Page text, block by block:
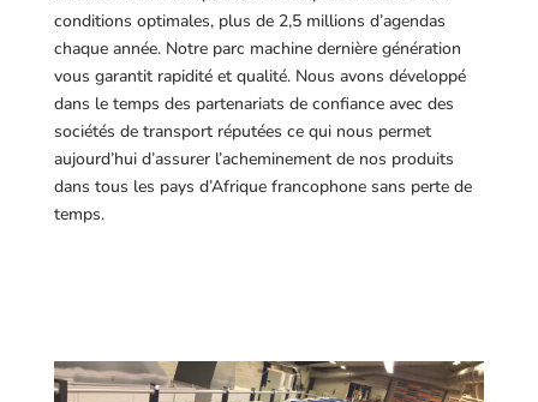
conditions optimales, plus de 2,5 millions d’agendas
chaque année. Notre parc machine dernière génération
vous garantit rapidité et qualité. Nous avons développé
dans le temps des partenariats de confiance avec des
sociétés de transport réputées ce qui nous permet
aujourd’hui d’assurer l’acheminement de nos produits
dans tous les pays d’Afrique francophone sans perte de
temps.